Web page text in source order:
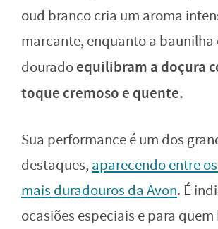
oud branco cria um aroma
marcante, enquanto a baunilha
douradoequilibram a doçura
toque cremoso e quente.
Sua performance é um dos
destaques, aparecendo entre
mais duradouros da Avon. É
ocasiões especiais e para